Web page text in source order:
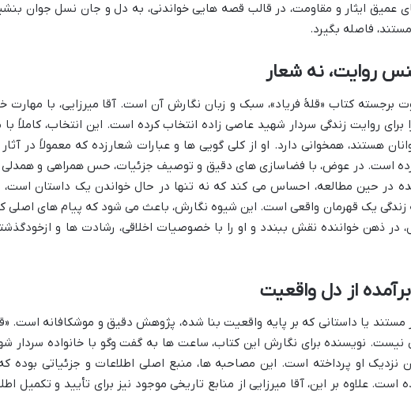
عمیق ایثار و مقاومت، در قالب قصه هایی خواندنی، به دل و جان نسل جوان
فاصله بگیرد.
روایت، نه شعار
برجسته کتاب «قلۀ فریاد»، سبک و زبان نگارش آن است. آقا میرزایی، با مهارت
برای روایت زندگی سردار شهید عاصی زاده انتخاب کرده است. این انتخاب،
هستند، همخوانی دارد. او از کلی گویی ها و عبارات شعارزده که معمولاً در
است. در عوض، با فضاسازی های دقیق و توصیف جزئیات، حس همراهی و همدلی
در حین مطالعه، احساس می کند که نه تنها در حال خواندن یک داستان است،
یک قهرمان واقعی است. این شیوه نگارش، باعث می شود که پیام های اصلی
در ذهن خواننده نقش ببندد و او را با خصوصیات اخلاقی، رشادت ها و
از دل واقعیت
مستند یا داستانی که بر پایه واقعیت بنا شده، پژوهش دقیق و موشکافانه است.
نیست. نویسنده برای نگارش این کتاب، ساعت ها به گفت وگو با خانواده سردار
نزدیک او پرداخته است. این مصاحبه ها، منبع اصلی اطلاعات و جزئیاتی بوده
علاوه بر این، آقا میرزایی از منابع تاریخی موجود نیز برای تأیید و تکمیل